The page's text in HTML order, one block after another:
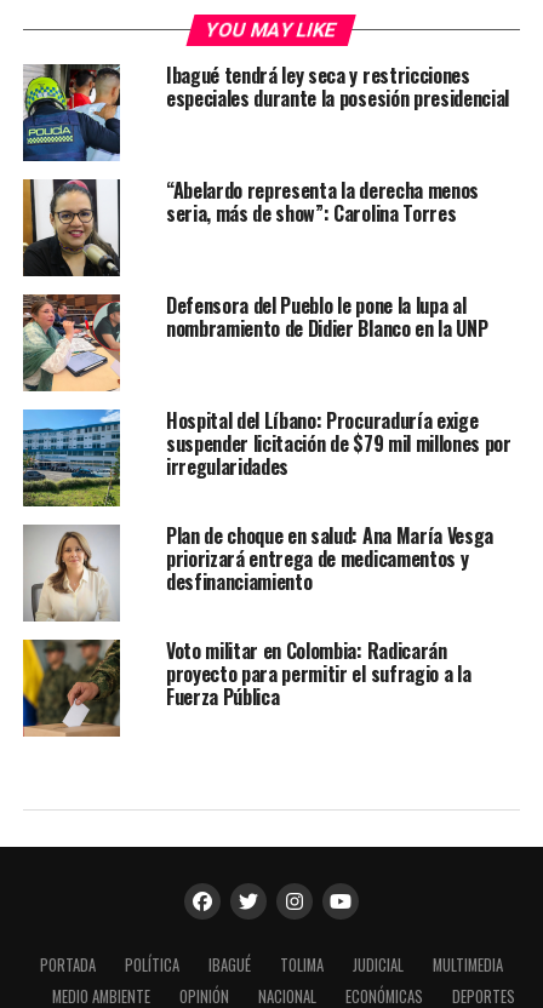
YOU MAY LIKE
Ibagué tendrá ley seca y restricciones
especiales durante la posesión presidencial
“Abelardo representa la derecha menos
seria, más de show”: Carolina Torres
Defensora del Pueblo le pone la lupa al
nombramiento de Didier Blanco en la UNP
Hospital del Líbano: Procuraduría exige
suspender licitación de $79 mil millones por
irregularidades
Plan de choque en salud: Ana María Vesga
priorizará entrega de medicamentos y
desfinanciamiento
Voto militar en Colombia: Radicarán
proyecto para permitir el sufragio a la
Fuerza Pública
PORTADA POLÍTICA IBAGUÉ TOLIMA JUDICIAL
MULTIMEDIA
MEDIO AMBIENTE
OPINIÓN NACIONAL ECONÓMICAS DEPORTES